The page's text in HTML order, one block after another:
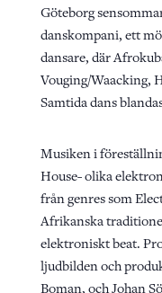
Göteborg
danskompani, ett
dansare, där
Vouging/Waacking,
Samtida dans
Musiken i
House- olika
från genres som
Afrikanska
elektroniskt beat.
ljudbilden och
Boman, och Johan